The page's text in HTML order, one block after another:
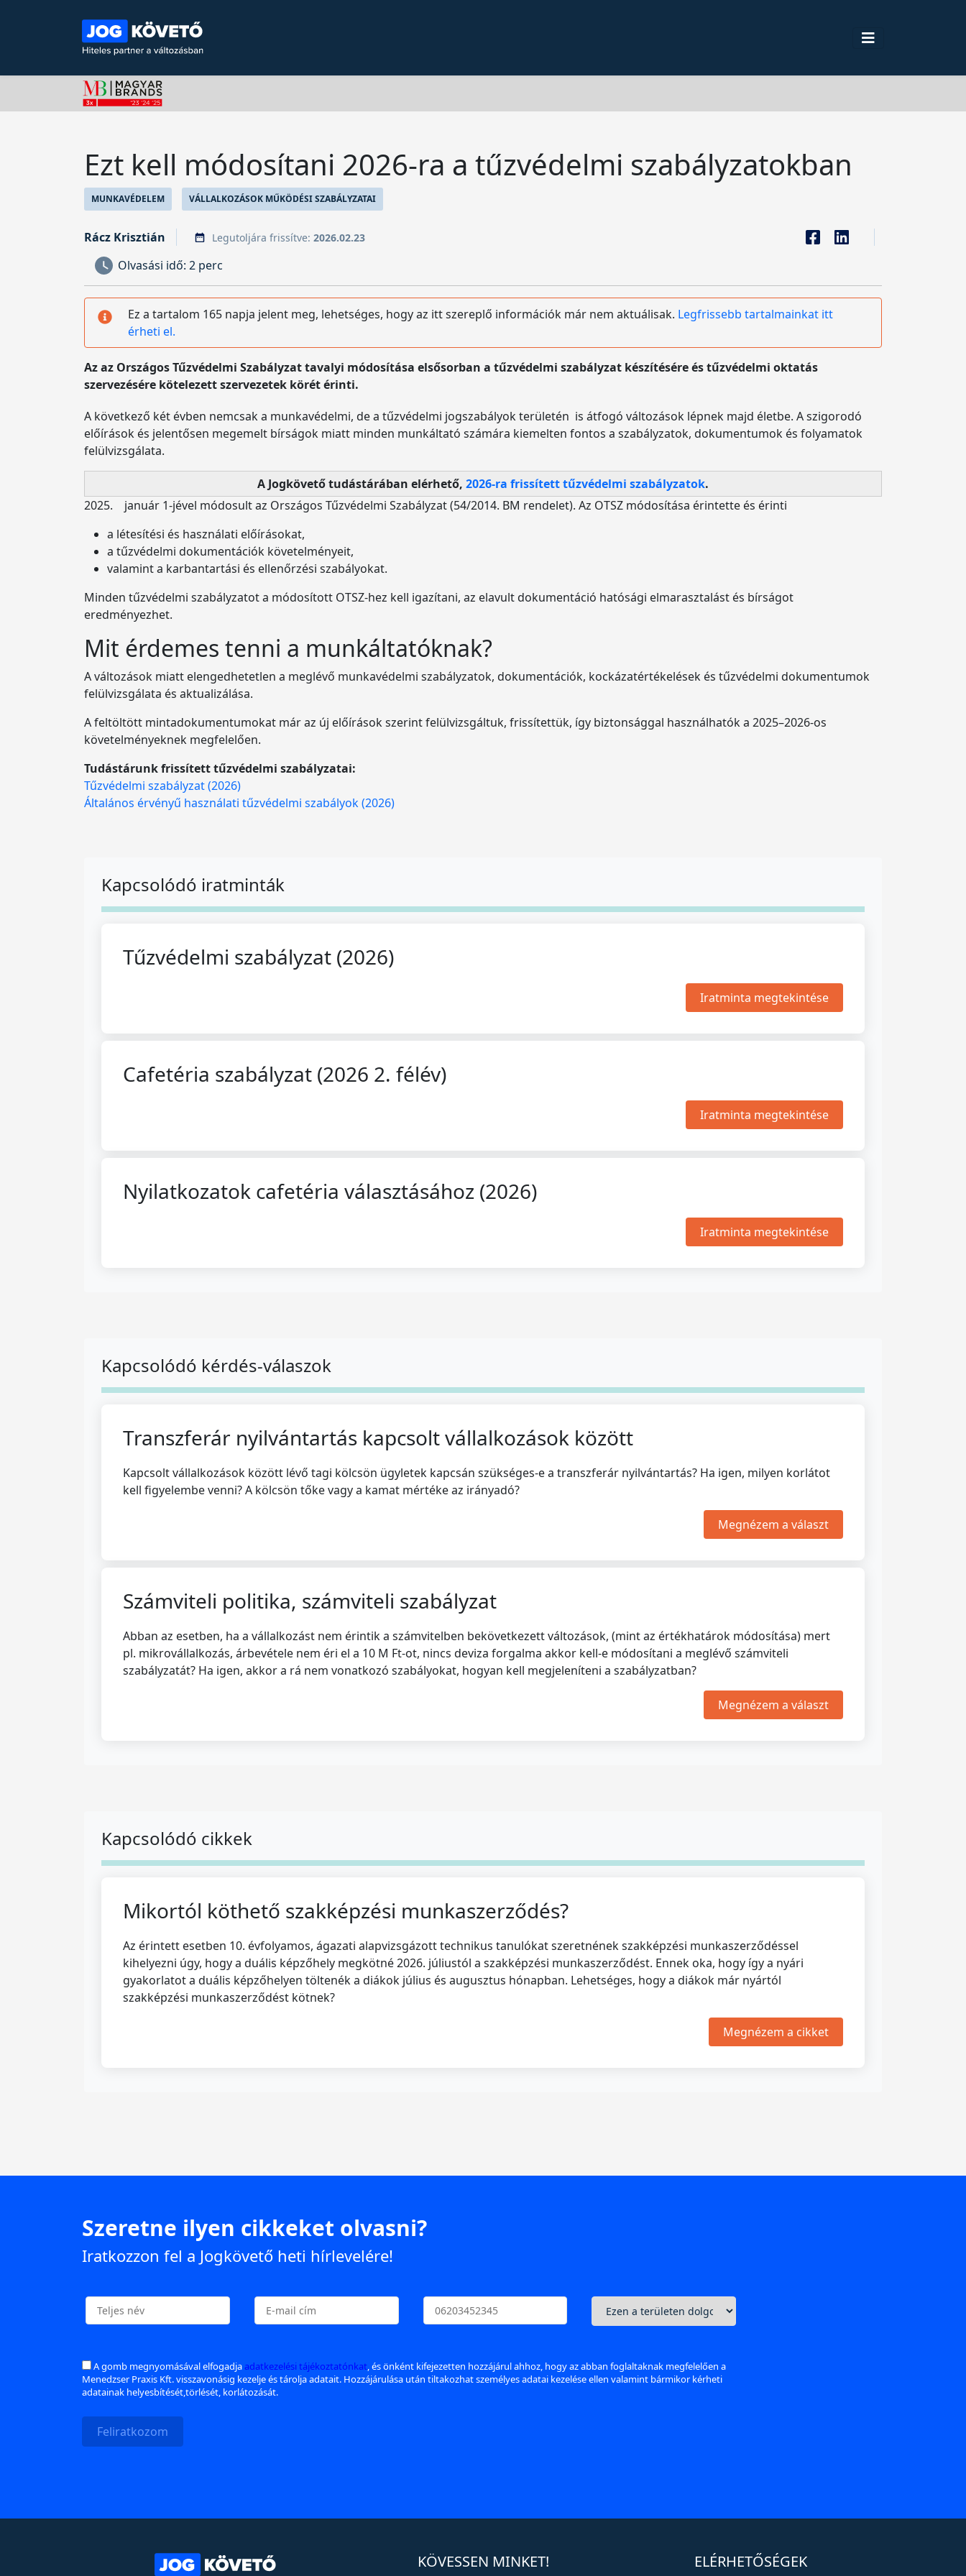
Ezt kell módosítani 2026-ra a tűzvédelmi szabályzatokban
MUNKAVÉDELEM VÁLLALKOZÁSOK MŰKÖDÉSI SZABÁLYZATAI
Rácz Krisztián Legutoljára frissítve: 2026.02.23
Olvasási idő: 2 perc
Ez a tartalom 165 napja jelent meg, lehetséges, hogy az itt szereplő információk már nem aktuálisak. Legfrissebb tartalmainkat itt
érheti el.
Az az Országos Tűzvédelmi Szabályzat tavalyi módosítása elsősorban a tűzvédelmi szabályzat készítésére és tűzvédelmi oktatás
szervezésére kötelezett szervezetek körét érinti.
A következő két évben nemcsak a munkavédelmi, de a tűzvédelmi jogszabályok területén is átfogó változások lépnek majd életbe. A szigorodó
előírások és jelentősen megemelt bírságok miatt minden munkáltató számára kiemelten fontos a szabályzatok, dokumentumok és folyamatok
felülvizsgálata.
A Jogkövető tudástárában elérhető, 2026-ra frissített tűzvédelmi szabályzatok.
2025. január 1-jével módosult az Országos Tűzvédelmi Szabályzat (54/2014. BM rendelet). Az OTSZ módosítása érintette és érinti
a létesítési és használati előírásokat,
a tűzvédelmi dokumentációk követelményeit,
valamint a karbantartási és ellenőrzési szabályokat.
Minden tűzvédelmi szabályzatot a módosított OTSZ-hez kell igazítani, az elavult dokumentáció hatósági elmarasztalást és bírságot
eredményezhet.
Mit érdemes tenni a munkáltatóknak?
A változások miatt elengedhetetlen a meglévő munkavédelmi szabályzatok, dokumentációk, kockázatértékelések és tűzvédelmi dokumentumok
felülvizsgálata és aktualizálása.
A feltöltött mintadokumentumokat már az új előírások szerint felülvizsgáltuk, frissítettük, így biztonsággal használhatók a 2025–2026-os
követelményeknek megfelelően.
Tudástárunk frissített tűzvédelmi szabályzatai:
Tűzvédelmi szabályzat (2026)
Általános érvényű használati tűzvédelmi szabályok (2026)
Kapcsolódó iratminták
Tűzvédelmi szabályzat (2026)
Iratminta megtekintése
Cafetéria szabályzat (2026 2. félév)
Iratminta megtekintése
Nyilatkozatok cafetéria választásához (2026)
Iratminta megtekintése
Kapcsolódó kérdés-válaszok
Transzferár nyilvántartás kapcsolt vállalkozások között
Kapcsolt vállalkozások között lévő tagi kölcsön ügyletek kapcsán szükséges-e a transzferár nyilvántartás? Ha igen, milyen korlátot
kell figyelembe venni? A kölcsön tőke vagy a kamat mértéke az irányadó?
Megnézem a választ
Számviteli politika, számviteli szabályzat
Abban az esetben, ha a vállalkozást nem érintik a számvitelben bekövetkezett változások, (mint az értékhatárok módosítása) mert
pl. mikrovállalkozás, árbevétele nem éri el a 10 M Ft-ot, nincs deviza forgalma akkor kell-e módosítani a meglévő számviteli
szabályzatát? Ha igen, akkor a rá nem vonatkozó szabályokat, hogyan kell megjeleníteni a szabályzatban?
Megnézem a választ
Kapcsolódó cikkek
Mikortól köthető szakképzési munkaszerződés?
Az érintett esetben 10. évfolyamos, ágazati alapvizsgázott technikus tanulókat szeretnének szakképzési munkaszerződéssel
kihelyezni úgy, hogy a duális képzőhely megkötné 2026. júliustól a szakképzési munkaszerződést. Ennek oka, hogy így a nyári
gyakorlatot a duális képzőhelyen töltenék a diákok július és augusztus hónapban. Lehetséges, hogy a diákok már nyártól
szakképzési munkaszerződést kötnek?
Megnézem a cikket
Szeretne ilyen cikkeket olvasni?
Iratkozzon fel a Jogkövető heti hírlevelére!
A gomb megnyomásával elfogadjaadatkezelési tájékoztatónkat, és önként kifejezetten hozzájárul ahhoz, hogy az abban foglaltaknak megfelelően a
Menedzser Praxis Kft. visszavonásig kezelje és tárolja adatait. Hozzájárulása után tiltakozhat személyes adatai kezelése ellen valamint bármikor kérheti
adatainak helyesbítését,törlését, korlátozását.
Feliratkozom
KÖVESSEN MINKET! ELÉRHETŐSÉGEK